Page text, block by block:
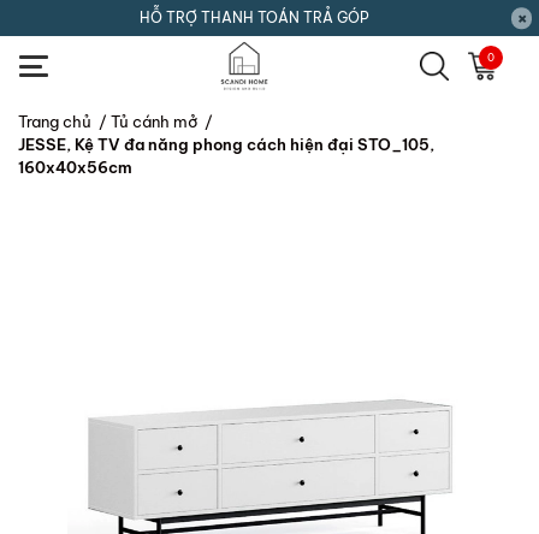
HỖ TRỢ THANH TOÁN TRẢ GÓP
0
Trang chủ / Tủ cánh mở /
JESSE, Kệ TV đa năng phong cách hiện đại STO_105,
160x40x56cm